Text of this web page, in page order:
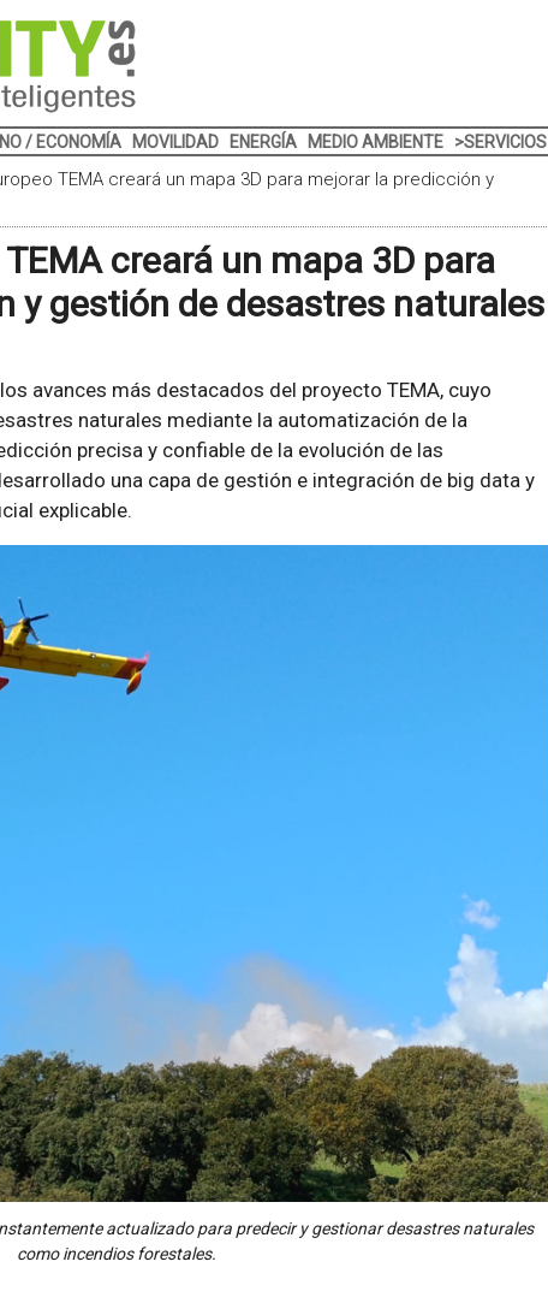
/ ECONOMÍA MOVILIDAD ENERGÍA MEDIO AMBIENTE >SERVICIOS
TEMA creará un mapa 3D para mejorar la predicción y
creará un mapa 3D para
y gestión de desastres naturales
avances más destacados del proyecto TEMA, cuyo
naturales mediante la automatización de la
precisa y confiable de la evolución de las
una capa de gestión e integración de big data y
explicable.
actualizado para predecir y gestionar desastres naturales
como incendios forestales.